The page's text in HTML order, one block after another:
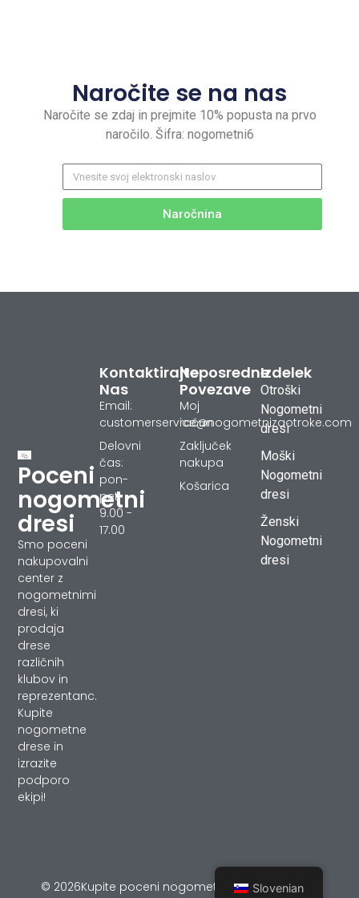
Naročite se na nas
Naročite se zdaj in prejmite 10% popusta na prvo
naročilo. Šifra: nogometni6
Naročnina
Poceni
nogometni
dresi
Smo poceni
nakupovalni
center z
nogometnimi
dresi, ki
prodaja
drese
različnih
klubov in
reprezentanc.
Kupite
nogometne
drese in
izrazite
podporo
ekipi!
Izdelek
Otroški
Nogometni
dresi
Moški
Nogometni
dresi
Ženski
Nogometni
dresi
Neposredne
Povezave
Moj
račun
Zaključek
nakupa
Košarica
Kontaktirajte
Nas
Email:
customerservice@nogometnizaotroke.com
Delovni
čas:
pon-
pet
9.00 -
17.00
© 2026Kupite poceni nogometni dresi – podpira
Slovenian